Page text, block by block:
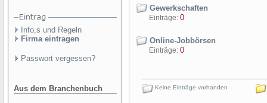
Info,s und Regeln
Firma eintragen
Passwort vergessen?
Aus dem Branchenbuch
Gewerkschaften
Einträge: 0
Online-Jobbörsen
Einträge: 0
Keine Einträge vorhanden